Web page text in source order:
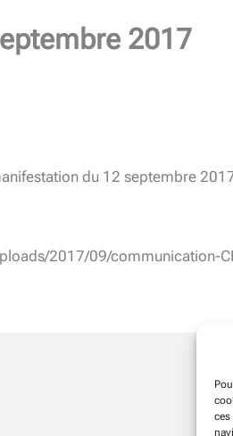
ces
2017
du 12 septembre
2017/09/communication-